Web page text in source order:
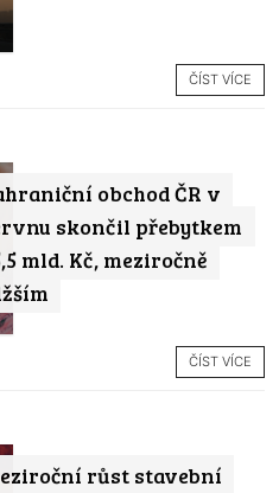
ČÍST VÍCE
obchod ČR v
skončil přebytkem
mld. Kč, meziročně
ČÍST VÍCE
růst stavební